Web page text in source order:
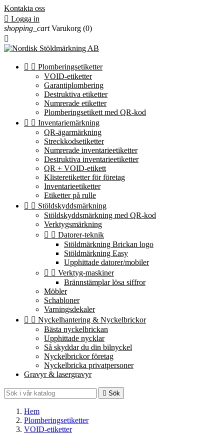
Kontakta oss
 Logga in
shopping_cart Varukorg (0)

  Plomberingsetiketter
VOID-etiketter
Garantiplombering
Destruktiva etiketter
Numrerade etiketter
Plomberingsetikett med QR-kod
  Inventariemärkning
QR-ägarmärkning
Streckkodsetiketter
Numrerade inventarieetiketter
Destruktiva inventarieetiketter
QR + VOID-etikett
Klisteretiketter för företag
Inventarieetiketter
Etiketter på rulle
  Stöldskyddsmärkning
Stöldskyddsmärkning med QR-kod
Verktygsmärkning
  Datorer-teknik
Stöldmärkning Brickan logo
Stöldmärkning Easy
Upphittade datorer/mobiler
  Verktyg-maskiner
Brännstämplar lösa siffror
Möbler
Schabloner
Varningsdekaler
  Nyckelhantering & Nyckelbrickor
Bästa nyckelbrickan
Upphittade nycklar
Så skyddar du din bilnyckel
Nyckelbrickor företag
Nyckelbricka privatpersoner
Gravyr & lasergravyr
 Sök
Hem
Plomberingsetiketter
VOID-etiketter